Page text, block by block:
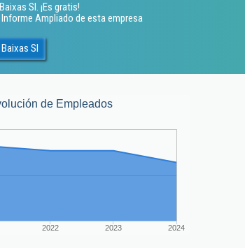
Sl. ¡Es gratis!
Ampliado de esta empresa
Sl
de Empleados
2022 2023 2024